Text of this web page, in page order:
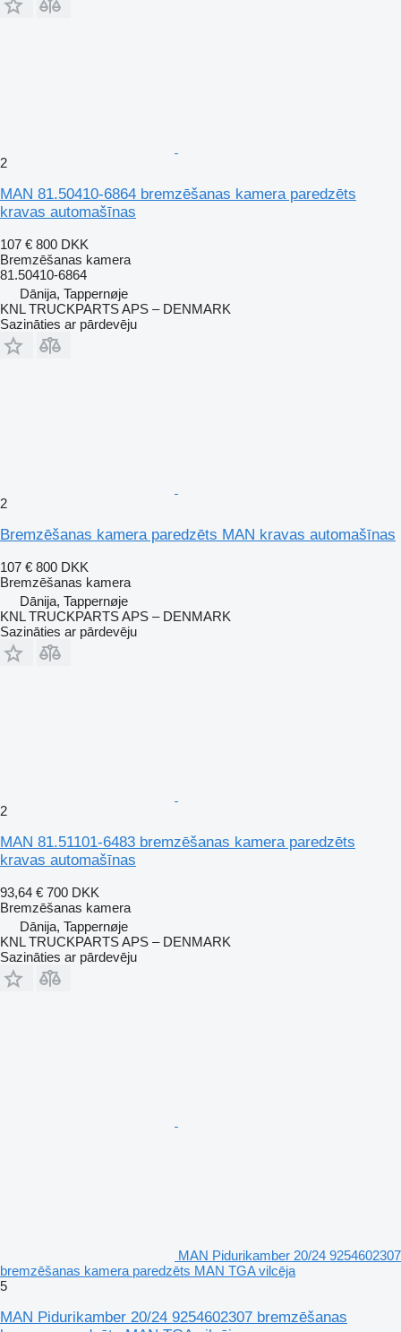
2
MAN 81.50410-6864 bremzēšanas kamera paredzēts
kravas automašīnas
107 € 800 DKK
Bremzēšanas kamera
81.50410-6864
Dānija, Tappernøje
KNL TRUCKPARTS APS – DENMARK
Sazināties ar pārdevēju
2
Bremzēšanas kamera paredzēts MAN kravas automašīnas
107 € 800 DKK
Bremzēšanas kamera
Dānija, Tappernøje
KNL TRUCKPARTS APS – DENMARK
Sazināties ar pārdevēju
2
MAN 81.51101-6483 bremzēšanas kamera paredzēts
kravas automašīnas
93,64 € 700 DKK
Bremzēšanas kamera
Dānija, Tappernøje
KNL TRUCKPARTS APS – DENMARK
Sazināties ar pārdevēju
MAN Pidurikamber 20/24 9254602307
bremzēšanas kamera paredzēts MAN TGA vilcēja
5
MAN Pidurikamber 20/24 9254602307 bremzēšanas